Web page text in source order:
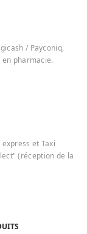
/ Payconiq,
pharmacie.
et Taxi
(réception de la